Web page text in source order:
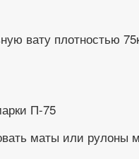
вату плотностью
П-75
маты или рулоны